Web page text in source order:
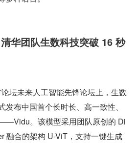
华团队生数科技突破 16 秒
坛未来人工智能先锋论坛上，生数
布中国首个长时长、高一致性、
。该模型采用团队原创的 Di
融合的架构 U-ViT，支持一键生成